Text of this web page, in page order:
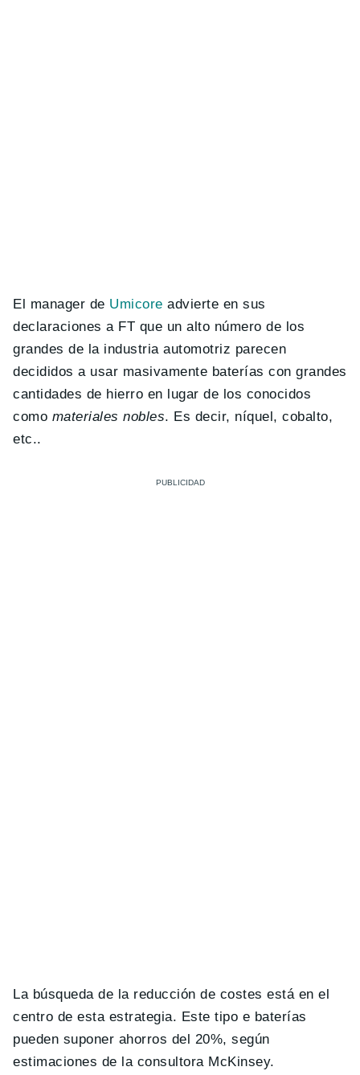
El manager de Umicore advierte en sus
declaraciones a FT que un alto número de los
grandes de la industria automotriz parecen
decididos a usar masivamente baterías con grandes
cantidades de hierro en lugar de los conocidos
como materiales nobles. Es decir, níquel, cobalto,
etc..
La búsqueda de la reducción de costes está en el
centro de esta estrategia. Este tipo e baterías
pueden suponer ahorros del 20%, según
estimaciones de la consultora McKinsey.